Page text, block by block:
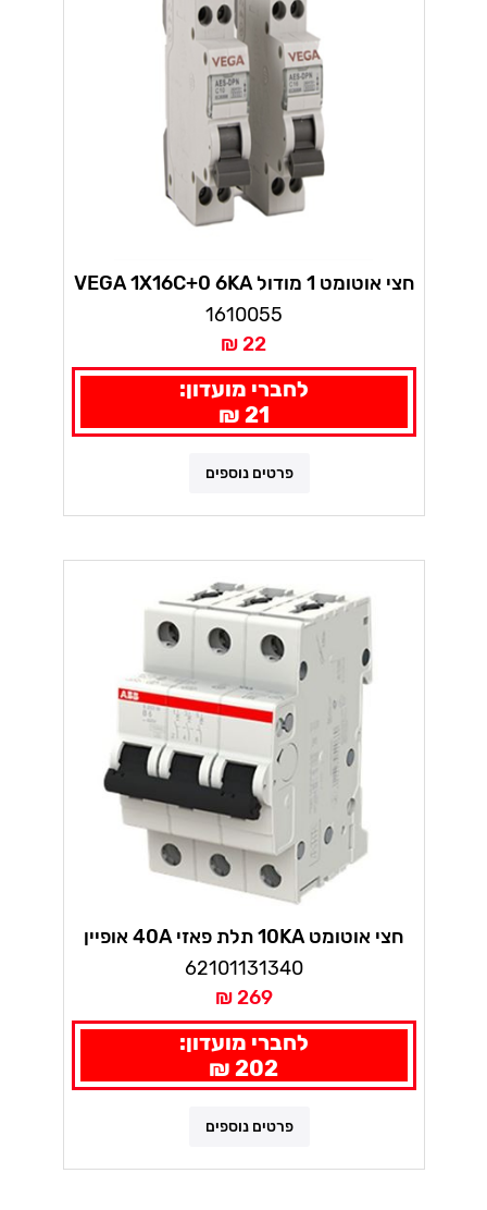
חצי אוטומט 1 מודול VEGA 1X16C+0 6KA
1610055
22 ₪
לחברי מועדון:
21 ₪
פרטים נוספים
חצי אוטומט 10KA תלת פאזי 40A אופיין
S203M B
62101131340
269 ₪
לחברי מועדון:
202 ₪
פרטים נוספים